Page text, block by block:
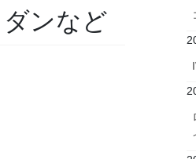
ンなど